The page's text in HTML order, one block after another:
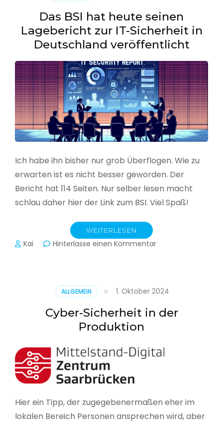
CSV
erstellen
Das BSI hat heute seinen
Lagebericht zur IT-Sicherheit in
Deutschland veröffentlicht
Ich habe ihn bisher nur grob Überflogen. Wie zu
erwarten ist es nicht besser geworden. Der
Bericht hat 114 Seiten. Nur selber lesen macht
schlau daher hier der Link zum BSI. Viel Spaß!
WEITERLESEN
Kai Hinterlasse einen Kommentarzu
seinen
Lagebericht
zur
in
Deutschland
ALLGEMEIN 1. Oktober 2024
Cyber-Sicherheit in der
Produktion
Hier ein Tipp, der zugegebenermaßen eher im
lokalen Bereich Personen ansprechen wird, aber